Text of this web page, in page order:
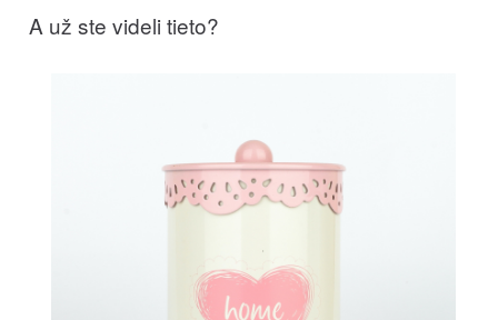
A už ste videli tieto?